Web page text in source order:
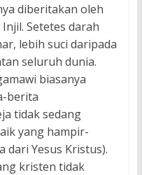
diberitakan oleh
Setetes darah
lebih suci daripada
seluruh dunia.
biasanya
berita
tidak sedang
yang hampir-
dari Yesus Kristus).
kristen tidak